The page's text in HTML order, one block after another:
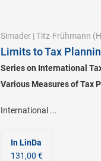
Simader| Titz-Frühmann
Limits to Tax
Series on International
Various Measures of Tax
International ...
In LinDa
131,00 €